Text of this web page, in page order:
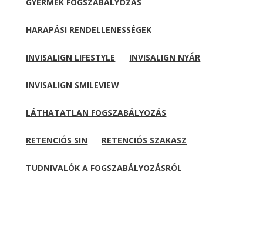
GYERMEK FOGSZABÁLYOZÁS
HARAPÁSI RENDELLENESSÉGEK
INVISALIGN LIFESTYLE INVISALIGN NYÁR
INVISALIGN SMILEVIEW
LÁTHATATLAN FOGSZABÁLYOZÁS
RETENCIÓS SIN RETENCIÓS SZAKASZ
TUDNIVALÓK A FOGSZABÁLYOZÁSRÓL